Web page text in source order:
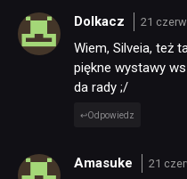
Dolkacz 21
Wiem, Silveia, też
piękne wystawy
da rady ;/
Odpowiedz
Amasuke 21